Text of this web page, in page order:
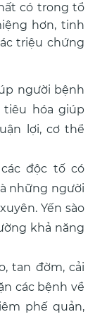
có trong tổ
hơn, tinh
triệu chứng
người bệnh
hóa giúp
lợi, cơ thể
độc tố có
những người
Yến sào
khả năng
tan đờm, cải
các bệnh về
phế quản,